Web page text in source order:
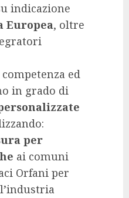
indicazione
Europea, oltre
ed
in grado di
per
ai comuni
Orfani per